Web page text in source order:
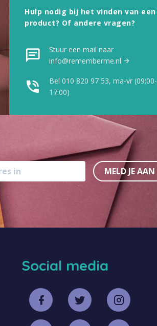
Hulp nodig bij het vinden van een
product? Of andere vragen?
Stuur een mail naar
info@rememberme.nl
Bel 010 820 97 53, ma-vr (09:00-
17:00)
MELD JE AAN
Social media